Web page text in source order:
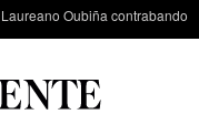
Laureano Oubiña contrabando